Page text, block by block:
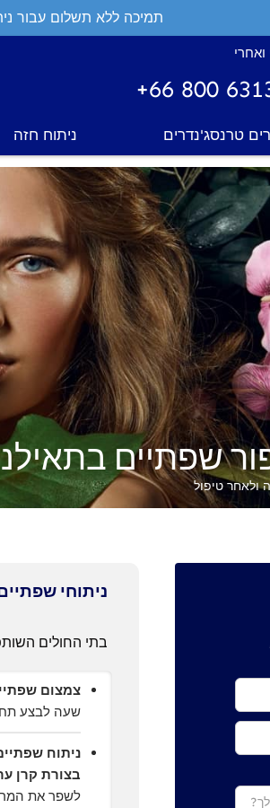
תמיכה ללא תשלום עבור
+66 800
טרנסג'נדרים ניתוח חזה
שפתיים
ולאחר טיפול
ניתוחי
בתי החולים
צמצום
שעה לבצע
ניתוח
בצורת קרן
לשפר את